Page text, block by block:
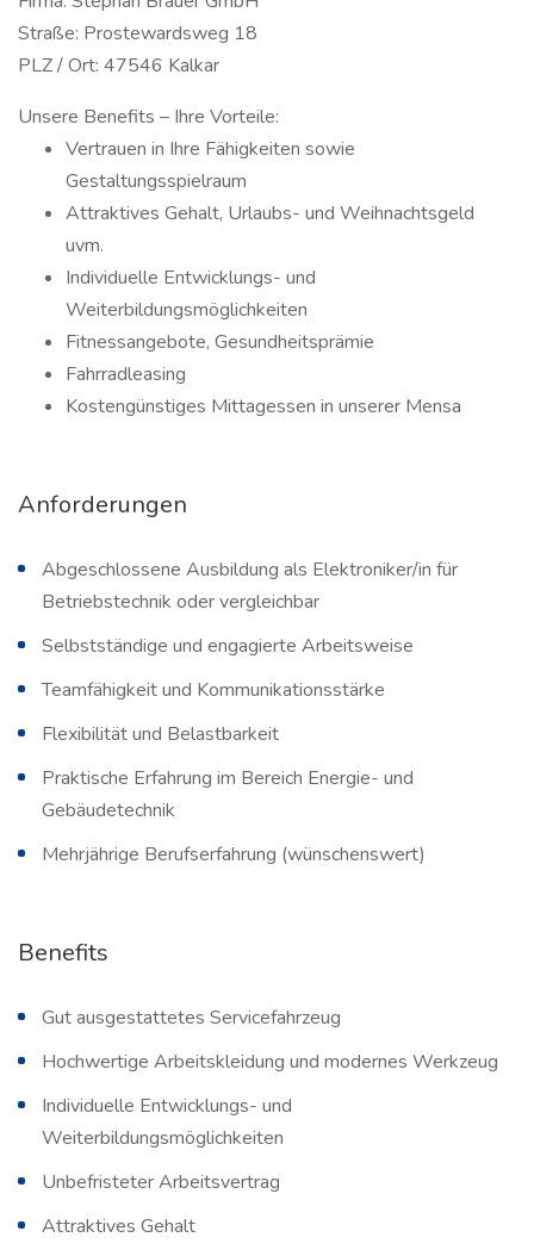
Straße: Prostewardsweg 18
PLZ / Ort: 47546 Kalkar
Unsere Benefits – Ihre Vorteile:
Vertrauen in Ihre Fähigkeiten sowie
Gestaltungsspielraum
Attraktives Gehalt, Urlaubs- und Weihnachtsgeld
uvm.
Individuelle Entwicklungs- und
Weiterbildungsmöglichkeiten
Fitnessangebote, Gesundheitsprämie
Fahrradleasing
Kostengünstiges Mittagessen in unserer Mensa
Anforderungen
Abgeschlossene Ausbildung als Elektroniker/in für
Betriebstechnik oder vergleichbar
Selbstständige und engagierte Arbeitsweise
Teamfähigkeit und Kommunikationsstärke
Flexibilität und Belastbarkeit
Praktische Erfahrung im Bereich Energie- und
Gebäudetechnik
Mehrjährige Berufserfahrung (wünschenswert)
Benefits
Gut ausgestattetes Servicefahrzeug
Hochwertige Arbeitskleidung und modernes Werkzeug
Individuelle Entwicklungs- und
Weiterbildungsmöglichkeiten
Unbefristeter Arbeitsvertrag
Attraktives Gehalt